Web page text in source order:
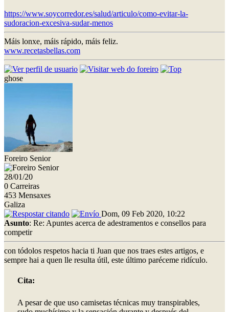
https://www.soycorredor.es/salud/articulo/como-evitar-la-
sudoracion-excesiva-sudar-menos
Máis lonxe, máis rápido, máis feliz.
www.recetasbellas.com
ghose
Foreiro Senior
28/01/20
0 Carreiras
453 Mensaxes
Galiza
Dom, 09 Feb 2020, 10:22
Asunto: Re: Apuntes acerca de adestramentos e consellos para
competir
con tódolos respetos hacia ti Juan que nos traes estes artigos, e
sempre hai a quen lle resulta útil, este último paréceme ridículo.
Cita:
A pesar de que uso camisetas técnicas muy transpirables,